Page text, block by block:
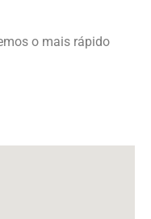
o mais rápido